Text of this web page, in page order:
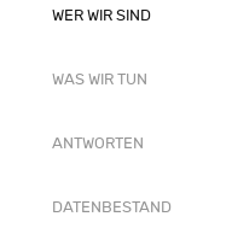
WER WIR SIND
WAS WIR TUN
ANTWORTEN
DATENBESTAND